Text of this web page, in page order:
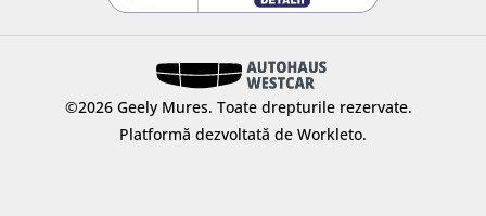
©2026 Geely Mures. Toate drepturile rezervate.
Platformă dezvoltată de Workleto.